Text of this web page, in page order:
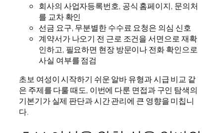
회사의 사업자등록번호, 공식 홈페이지, 문의처
를 교차 확인
선금 요구, 무분별한 수수료 요청은 의심 신호
계약서가 나오기 전 근로 조건을 서면으로 재확
인하고, 필요하면 현장 방문이나 전화 확인으로
사실 여부를 점검
초보 여성이 시작하기 쉬운 알바 유형과 시급 비교 같
은 주제를 다룰 때도, 이번에 다룬 면접과 구인 탐색의
기본기가 실제 판단과 시간 관리에 큰 영향을 미칩니
다.